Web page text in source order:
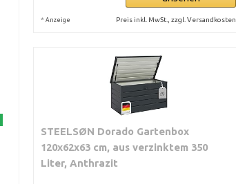
* Anzeige Preis inkl. MwSt., zzgl. Versandkosten
STEELSØN Dorado Gartenbox
120x62x63 cm, aus verzinktem 350
Liter, Anthrazit